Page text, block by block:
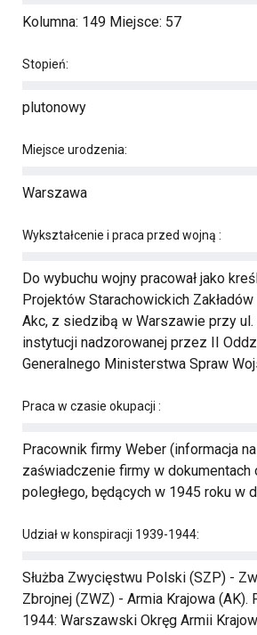
Kolumna: 149 Miejsce: 57
Stopień:
plutonowy
Miejsce urodzenia:
Warszawa
Wykształcenie i praca przed wojną :
Do wybuchu wojny pracował jako
Projektów Starachowickich Zakładów
Akc, z siedzibą w Warszawie przy ul.
instytucji nadzorowanej przez II
Generalnego Ministerstwa Spraw
Praca w czasie okupacji :
Pracownik firmy Weber (informacja
zaświadczenie firmy w
poległego, będących w 1945 roku w
Udział w konspiracji 1939-1944:
Służba Zwycięstwu Polski (SZP) -
Zbrojnej (ZWZ) - Armia Krajowa (AK).
1944: Warszawski Okręg Armii